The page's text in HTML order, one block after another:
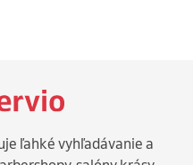
ľahké vyhľadávanie a